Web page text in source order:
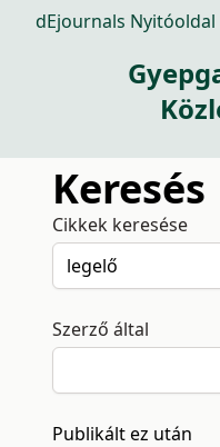
dEjournals Nyitóoldal
Keresés
Cikkek keresése
Szerző által
Publikált ez után